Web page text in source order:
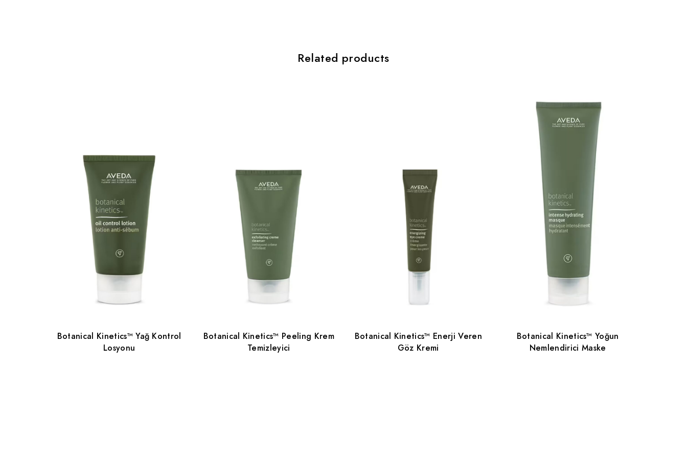
Related products
Botanical Kinetics™ Yağ Kontrol
Losyonu
Botanical Kinetics™ Peeling Krem
Temizleyici
Botanical Kinetics™ Enerji Veren
Göz Kremi
Botanical Kinetics™ Yoğun
Nemlendirici Maske